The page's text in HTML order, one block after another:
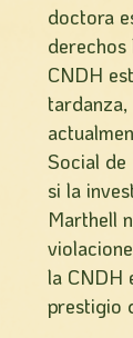
doctora
derechos
CNDH
Social
si la
Marthell
la CNDH
prestigio